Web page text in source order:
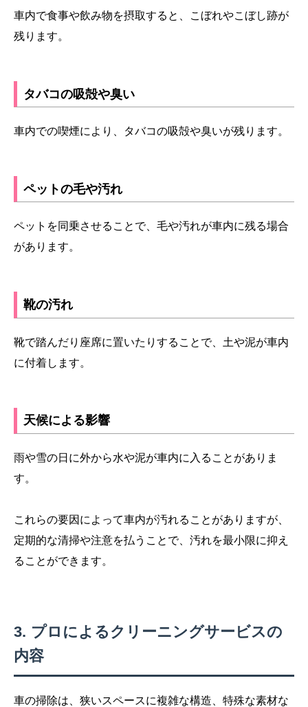
車内で食事や飲み物を摂取すると、こぼれやこぼし跡が
残ります。
タバコの吸殻や臭い
車内での喫煙により、タバコの吸殻や臭いが残ります。
ペットの毛や汚れ
ペットを同乗させることで、毛や汚れが車内に残る場合
があります。
靴の汚れ
靴で踏んだり座席に置いたりすることで、土や泥が車内
に付着します。
天候による影響
雨や雪の日に外から水や泥が車内に入ることがありま
す。
これらの要因によって車内が汚れることがありますが、
定期的な清掃や注意を払うことで、汚れを最小限に抑え
ることができます。
プロによるクリーニングサービスの
内容
車の掃除は、狭いスペースに複雑な構造、特殊な素材な